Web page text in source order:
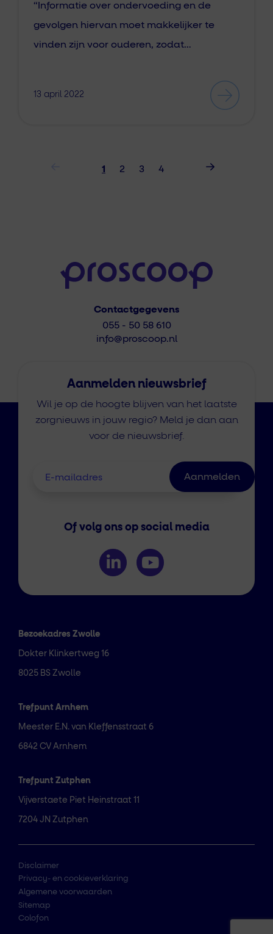
“Informatie over ondervoeding en de
gevolgen hiervan moet makkelijker te
vinden zijn voor ouderen, zodat…
13 april 2022
1 2 3 4
Contactgegevens
055 - 50 58 610
info@proscoop.nl
Bezoekadres Zwolle
Dokter Klinkertweg 16
8025 BS Zwolle
Trefpunt Arnhem
Meester E.N. van Kleffensstraat 6
6842 CV Arnhem
Trefpunt Zutphen
Vijverstaete Piet Heinstraat 11
7204 JN Zutphen
Disclaimer
Privacy- en cookieverklaring
Algemene voorwaarden
Sitemap
Colofon
Aanmelden nieuwsbrief
Wil je op de hoogte blijven van het laatste
zorgnieuws in jouw regio? Meld je dan aan
voor de nieuwsbrief.
Of volg ons op social media